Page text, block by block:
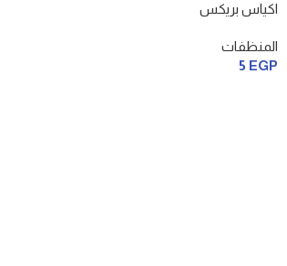
اكياس بريكس
المنظفات
5 EGP